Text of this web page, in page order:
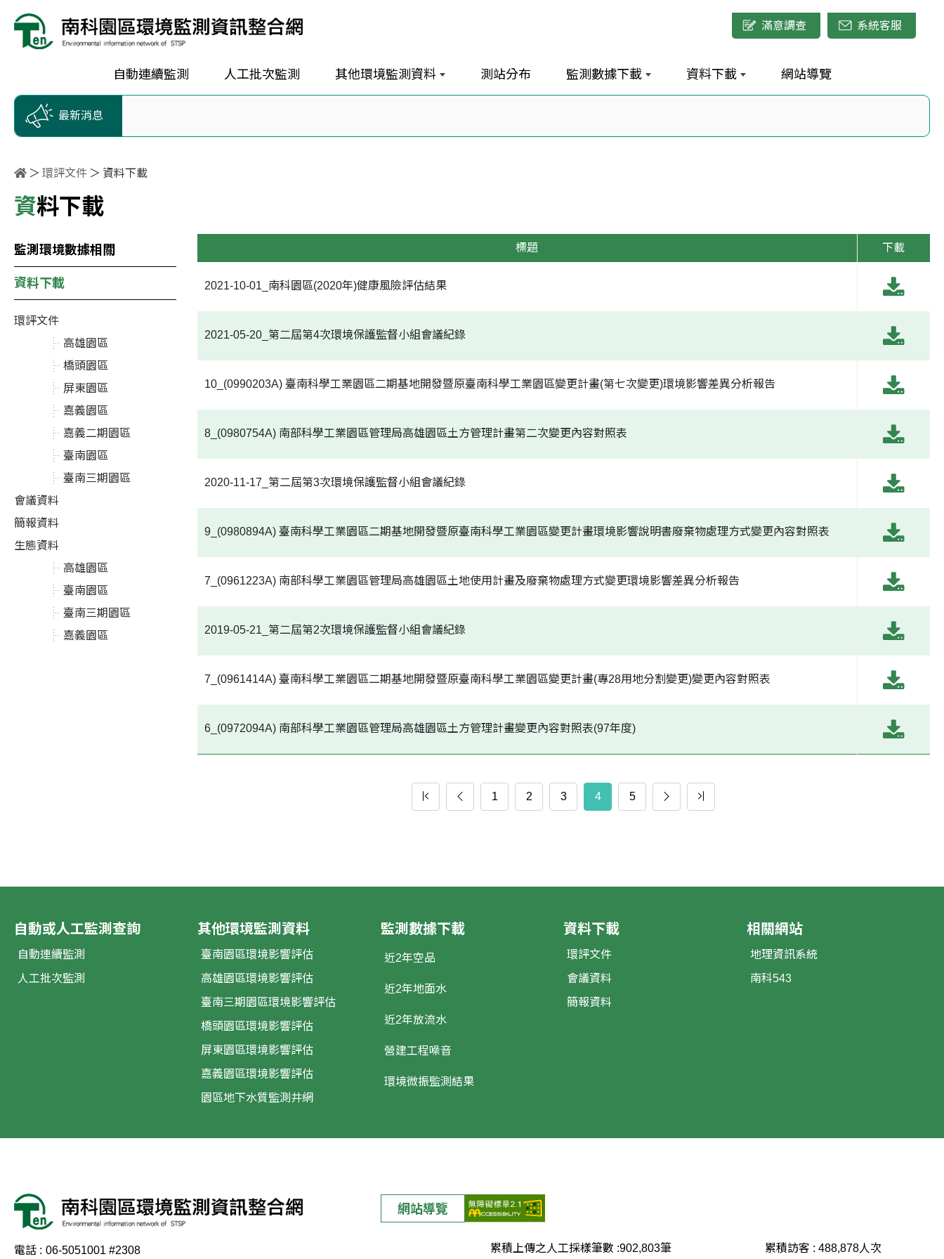
滿意調查 系統客服
自動連續監測 人工批次監測 其他環境監測資料 測站分布 監測數據下載 資料下載 網站導覽
最新消息
環評文件 資料下載
資料下載
監測環境數據相關
資料下載
環評文件
高雄園區
橋頭園區
屏東園區
嘉義園區
嘉義二期園區
臺南園區
臺南三期園區
會議資料
簡報資料
生態資料
高雄園區
臺南園區
臺南三期園區
嘉義園區
標題 下載
2021-10-01_南科園區(2020年)健康風險評估結果
2021-05-20_第二屆第4次環境保護監督小組會議紀錄
10_(0990203A) 臺南科學工業園區二期基地開發暨原臺南科學工業園區變更計畫(第七次變更)環境影響差異分析報告
8_(0980754A) 南部科學工業園區管理局高雄園區土方管理計畫第二次變更內容對照表
2020-11-17_第二屆第3次環境保護監督小組會議紀錄
9_(0980894A) 臺南科學工業園區二期基地開發暨原臺南科學工業園區變更計畫環境影響說明書廢棄物處理方式變更內容對照表
7_(0961223A) 南部科學工業園區管理局高雄園區土地使用計畫及廢棄物處理方式變更環境影響差異分析報告
2019-05-21_第二屆第2次環境保護監督小組會議紀錄
7_(0961414A) 臺南科學工業園區二期基地開發暨原臺南科學工業園區變更計畫(專28用地分割變更)變更內容對照表
6_(0972094A) 南部科學工業園區管理局高雄園區土方管理計畫變更內容對照表(97年度)
1 2 3 4 5
自動或人工監測查詢
自動連續監測
人工批次監測
其他環境監測資料
臺南園區環境影響評估
高雄園區環境影響評估
臺南三期園區環境影響評估
橋頭園區環境影響評估
屏東園區環境影響評估
嘉義園區環境影響評估
園區地下水質監測井網
監測數據下載
近2年空品
近2年地面水
近2年放流水
營建工程噪音
環境微振監測結果
資料下載
環評文件
會議資料
簡報資料
相關網站
地理資訊系統
南科543
電話 : 06-5051001 #2308
網站導覽
累積上傳之人工採樣筆數 :902,803筆 累積訪客 :488,878人次